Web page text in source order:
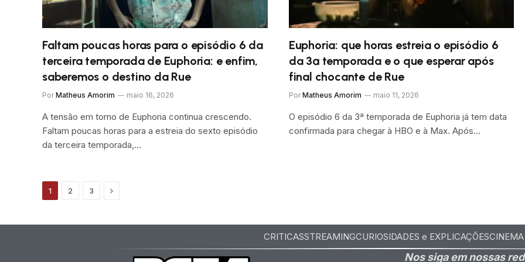
Faltam poucas horas para o episódio 6 da
terceira temporada de Euphoria: e enfim,
saberemos o destino da Rue
Por Matheus Amorim maio 16, 2026
A tensão em torno de Euphoria continua crescendo.
Faltam poucas horas para a estreia do sexto episódio
da terceira temporada,…
Euphoria: que horas estreia o episódio 6
da 3ª temporada e o que esperar após
final chocante de Rue
Por Matheus Amorim maio 11, 2026
O episódio 6 da 3ª temporada de Euphoria já tem data
confirmada para chegar à HBO e à Max. Após…
1 2 3 Próximo
CRITICASSTREAMINGCURIOSIDADES e EXPLICAÇÕESCINEMA
Nos siga em nossas